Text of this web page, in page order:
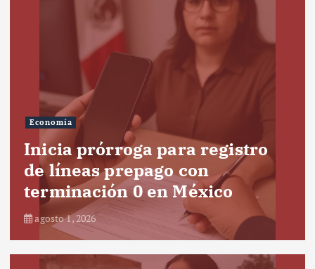
Economía
Inicia prórroga para registro
de líneas prepago con
terminación 0 en México
agosto 1, 2026